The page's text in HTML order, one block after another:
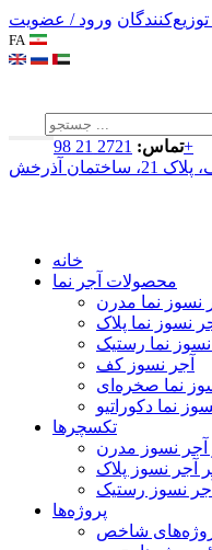
ورود / عضویت
FA
تماس:2721 21 98+
آذرخش
خانه
محصولات آجر نما
نسوز نما مدرن
نسوز نما پلاک
نسوز نما رستیک
آجر نسوز کف
نما صخره‌ای
نما دکوراتیو
تکسچرها
پروژه‌ها
شاخص